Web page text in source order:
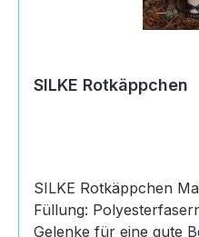
SILKE Rotkäppchen
SILKE Rotkäppchen Material: Körper: Stoff
Füllung:
Gelenke für eine gute